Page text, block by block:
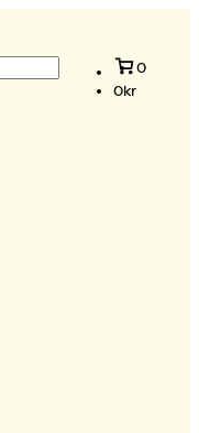
0
0kr